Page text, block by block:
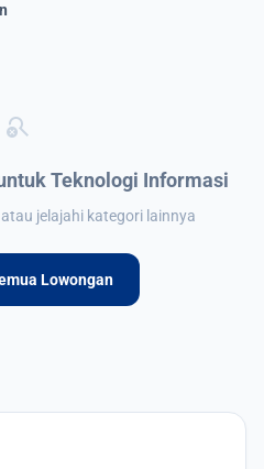
search_off
Teknologi Informasi
jelajahi kategori lainnya
Lowongan